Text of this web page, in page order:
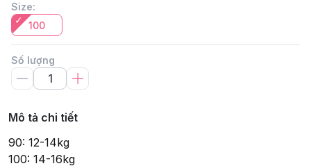
Size:
100
Số lượng
Mô tả chi tiết
90: 12-14kg
100: 14-16kg